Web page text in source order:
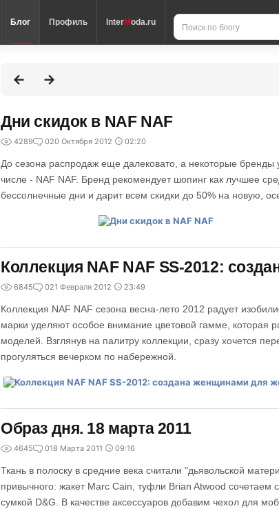
Блог Профиль InterModa.ru
Дни скидок в NAF NAF
4289 020 Октября 2012 02:20
До сезона распродаж еще далековато, а некоторые бренды
числе - NAF NAF. Бренд рекомендует шопинг как лучшее
бессолнечные дни и дарит всем скидки до 50% на новую,
Коллекция NAF NAF SS-2012:
6845 021 Февраля 2012 23:49
Коллекция NAF NAF сезона весна-лето 2012 радует
марки уделяют особое внимание цветовой гамме, которая
моделей. Взглянув на палитру коллекции, сразу хочется
прогуляться вечерком по набережной.
Образ дня. 18 марта 2011
4645 018 Марта 2011 09:16
Ткань в полоску в средние века считали "дьявольской
привычного: жакет Marc Cain, туфли Brian Atwood сочетаем
сумкой D&G. В качестве аксессуаров добавим чехол для